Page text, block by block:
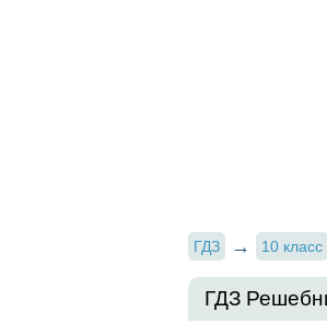
ГДЗ 10 класс
ГДЗ